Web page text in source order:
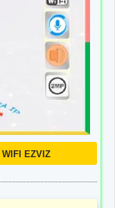
WIFI EZVIZ